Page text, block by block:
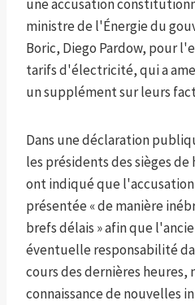
une accusation
ministre de l'Énergie du
Boric, Diego Pardow, pour
tarifs d'électricité, qui a
un supplément sur leurs
Dans une déclaration
les présidents des sièges
ont indiqué que
présentée « de manière
brefs délais » afin que
éventuelle responsabilité
cours des dernières heures,
connaissance de nouvelles